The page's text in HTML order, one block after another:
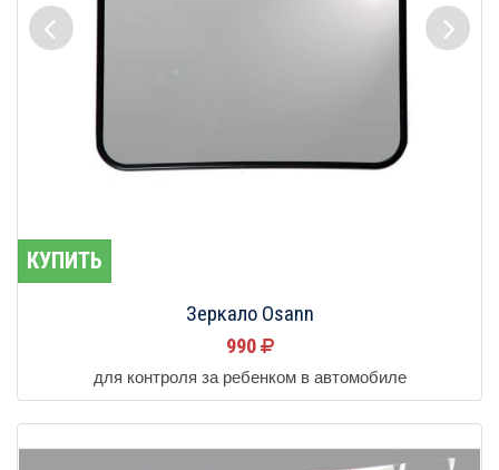
КУПИТЬ
Зеркало Osann
990
для контроля за ребенком в автомобиле